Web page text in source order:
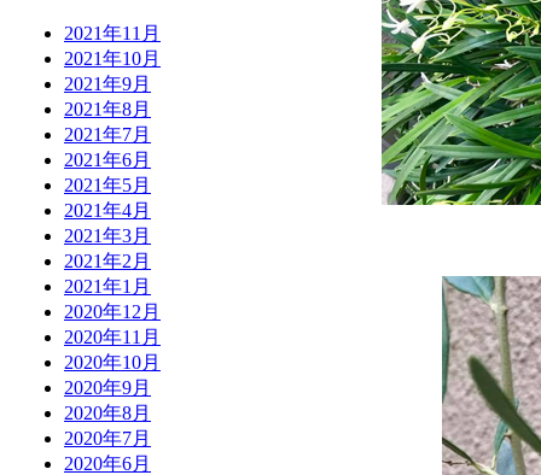
2021年11月
2021年10月
2021年9月
2021年8月
2021年7月
2021年6月
2021年5月
2021年4月
2021年3月
2021年2月
2021年1月
2020年12月
2020年11月
2020年10月
2020年9月
2020年8月
2020年7月
2020年6月